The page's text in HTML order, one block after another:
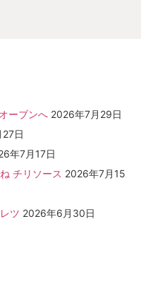
ーブンへ 2026年7月29日
日
年7月17日
チリソース 2026年7月15
ツ 2026年6月30日